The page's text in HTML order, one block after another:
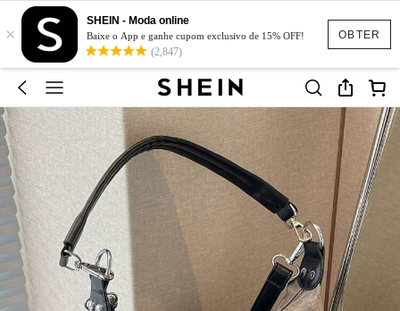
OBTER
×
SHEIN - Moda online
Baixe o App e ganhe cupom exclusivo de 15% OFF!
(2,847)